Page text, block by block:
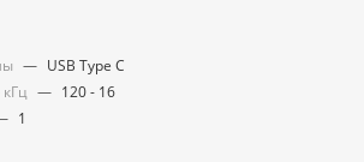
— USB Type C
— 120 - 16
1